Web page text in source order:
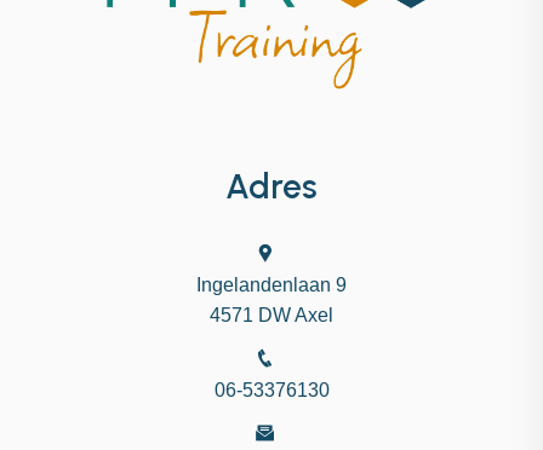
Adres
Ingelandenlaan 9
4571 DW Axel
06-53376130